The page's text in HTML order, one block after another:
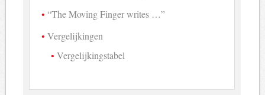
“The Moving Finger writes …”
Vergelijkingen
Vergelijkingstabel